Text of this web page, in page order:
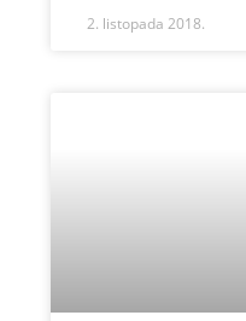
2. listopada 2018.